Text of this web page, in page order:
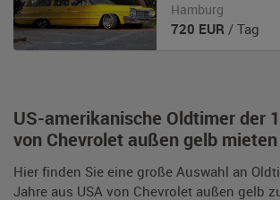
US-amerikanische Oldtimer der
von Chevrolet außen gelb
Hier finden Sie eine große Auswahl an
Jahre aus USA von Chevrolet außen gelb
Hamburg
720 EUR / Tag